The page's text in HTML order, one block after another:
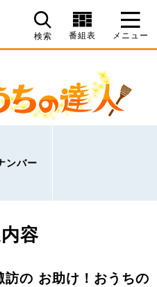
検索 番組表 メニュー
ンバー
容
の お助け！おうちの